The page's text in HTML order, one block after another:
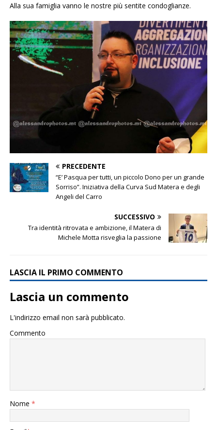
Alla sua famiglia vanno le nostre più sentite condoglianze.
PRECEDENTE
“E’ Pasqua per tutti, un piccolo Dono per un grande
Sorriso”. Iniziativa della Curva Sud Matera e degli
Angeli del Carro
SUCCESSIVO
Tra identità ritrovata e ambizione, il Matera di
Michele Motta risveglia la passione
LASCIA IL PRIMO COMMENTO
Lascia un commento
L'indirizzo email non sarà pubblicato.
Commento
Nome *